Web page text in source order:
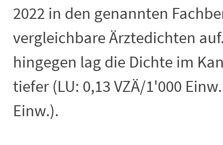
2022 in den genannten
vergleichbare Ärztedichten
hingegen lag die Dichte im
tiefer (LU: 0,13 VZÄ/1'000
Einw.).